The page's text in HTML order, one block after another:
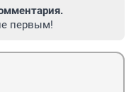
первым!